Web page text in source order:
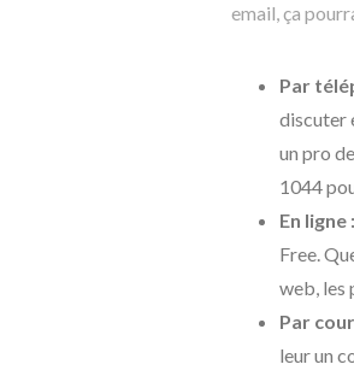
email, ça
Par
discuter
un pro
1044
En ligne :
Free.
web, les
Par
leur un